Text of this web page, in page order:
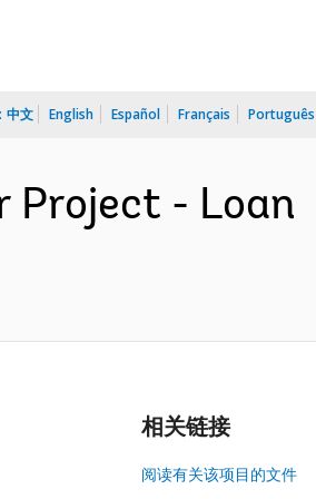
中文 English Español Français Português
Project - Loan
相关链接
阅读有关该项目的文件